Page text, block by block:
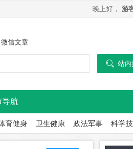
晚上好， 游
微信文章
 站内
导航
育健身 卫生健康 政法军事 科学